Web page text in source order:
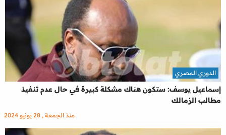
إسماعيل يوسف: ستكون هناك مشكلة كبيرة في حال عدم تنفيذ
مطالب الزمالك
الدوري المصري
منذ الجمعة , 28 يونيو 2024